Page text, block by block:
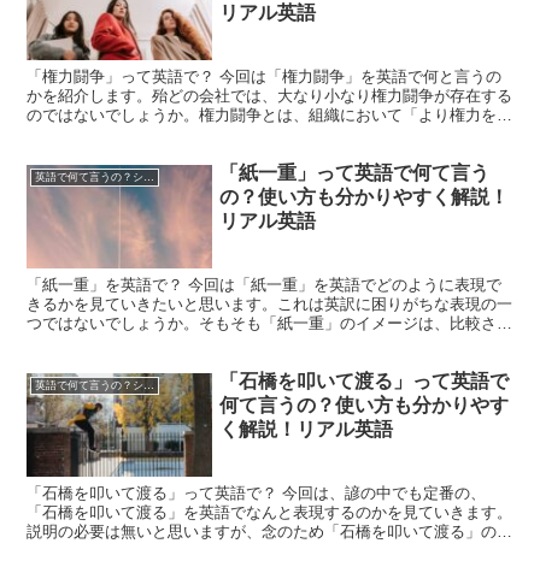
リアル英語
「権力闘争」って英語で？ 今回は「権力闘争」を英語で何と言うの
かを紹介します。殆どの会社では、大なり小なり権力闘争が存在する
のではないでしょうか。権力闘争とは、組織において「より権力を得
「紙一重」って英語で何て言う
の？使い方も分かりやすく解説！
リアル英語
「紙一重」を英語で？ 今回は「紙一重」を英語でどのように表現で
きるかを見ていきたいと思います。これは英訳に困りがちな表現の一
つではないでしょうか。そもそも「紙一重」のイメージは、比較され
英語で何て言うの？シリーズ
「石橋を叩いて渡る」って英語で
何て言うの？使い方も分かりやす
く解説！リアル英語
「石橋を叩いて渡る」って英語で？ 今回は、諺の中でも定番の、
「石橋を叩いて渡る」を英語でなんと表現するのかを見ていきます。
説明の必要は無いと思いますが、念のため「石橋を叩いて渡る」の意